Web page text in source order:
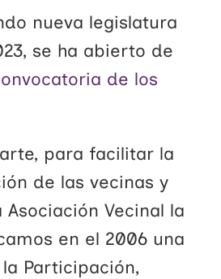
nueva legislatura
se ha abierto de
de los
para facilitar la
de las vecinas y
Asociación Vecinal la
en el 2006 una
Participación,